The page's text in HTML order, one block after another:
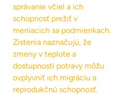
správanie včiel a ich
schopnosť prežiť v
meniacich sa podmienkach.
Zistenia naznačujú, že
zmeny v teplote a
dostupnosti potravy môžu
ovplyvniť ich migráciu a
reprodukčnú schopnosť.